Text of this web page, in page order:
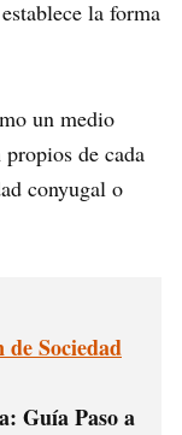
la forma
un medio
de cada
conyugal o
Sociedad
Guía Paso a